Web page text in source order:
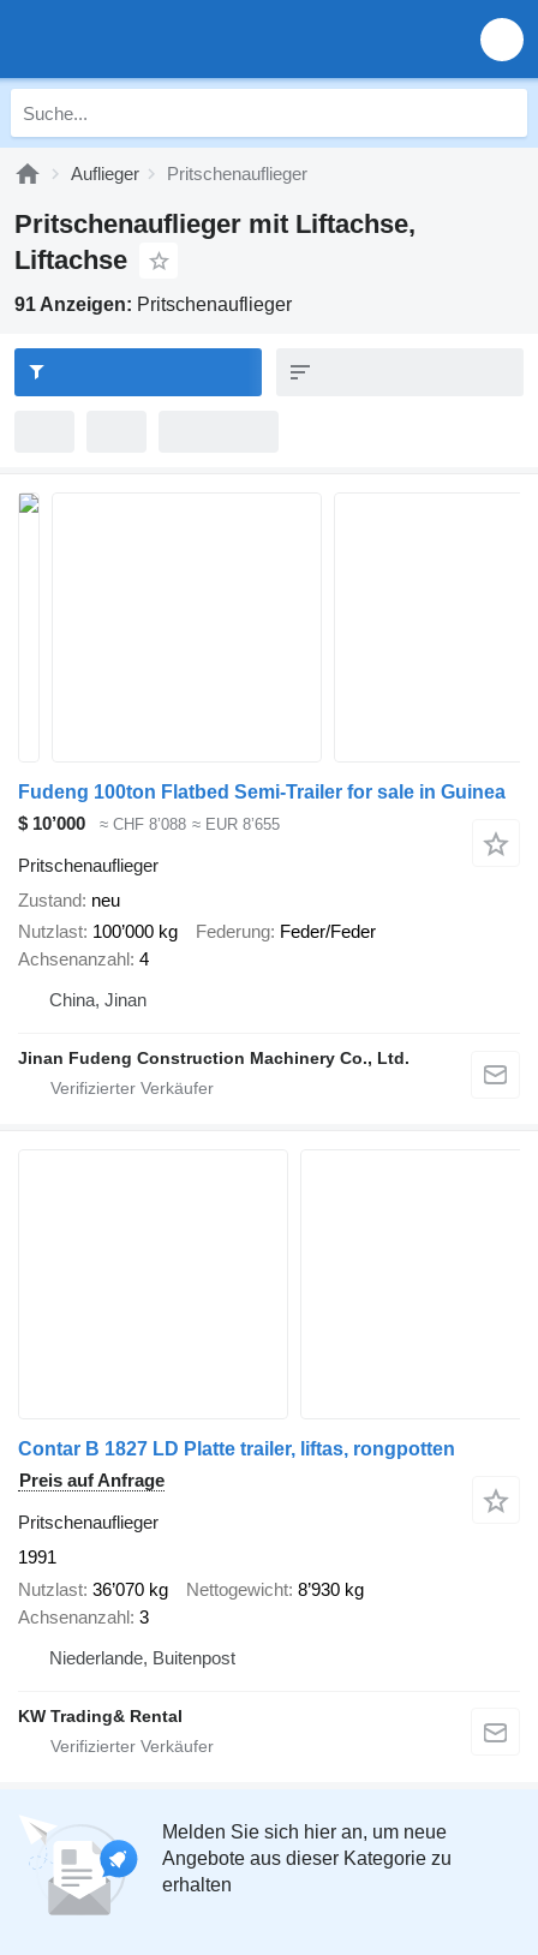
Auflieger Pritschenauflieger
Pritschenauflieger mit Liftachse,
Liftachse
91 Anzeigen: Pritschenauflieger
Fudeng 100ton Flatbed Semi-Trailer for sale in Guinea
$ 10’000
≈ CHF 8’088 ≈ EUR 8’655
Pritschenauflieger
Zustand neu
Nutzlast 100’000 kg Federung Feder/Feder
Achsenanzahl 4
China, Jinan
Jinan Fudeng Construction Machinery Co., Ltd.
Contar B 1827 LD Platte trailer, liftas, rongpotten
Preis auf Anfrage
Pritschenauflieger
1991
Nutzlast 36’070 kg Nettogewicht 8’930 kg
Achsenanzahl 3
Niederlande, Buitenpost
KW Trading& Rental
Melden Sie sich hier an, um neue
Angebote aus dieser Kategorie zu
erhalten